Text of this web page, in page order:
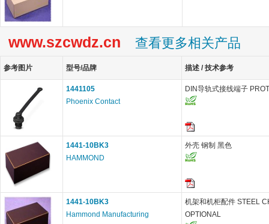
www.szcwdz.cn 查看更多相关产品
参考图片 型号/品牌 描述 / 技术参考
1441105
Phoenix Contact
DIN导轨式接线端子
1441-10BK3
HAMMOND
外壳 钢制 黑色
1441-10BK3
Hammond Manufacturing
机架和机柜配件 STEEL
OPTIONAL